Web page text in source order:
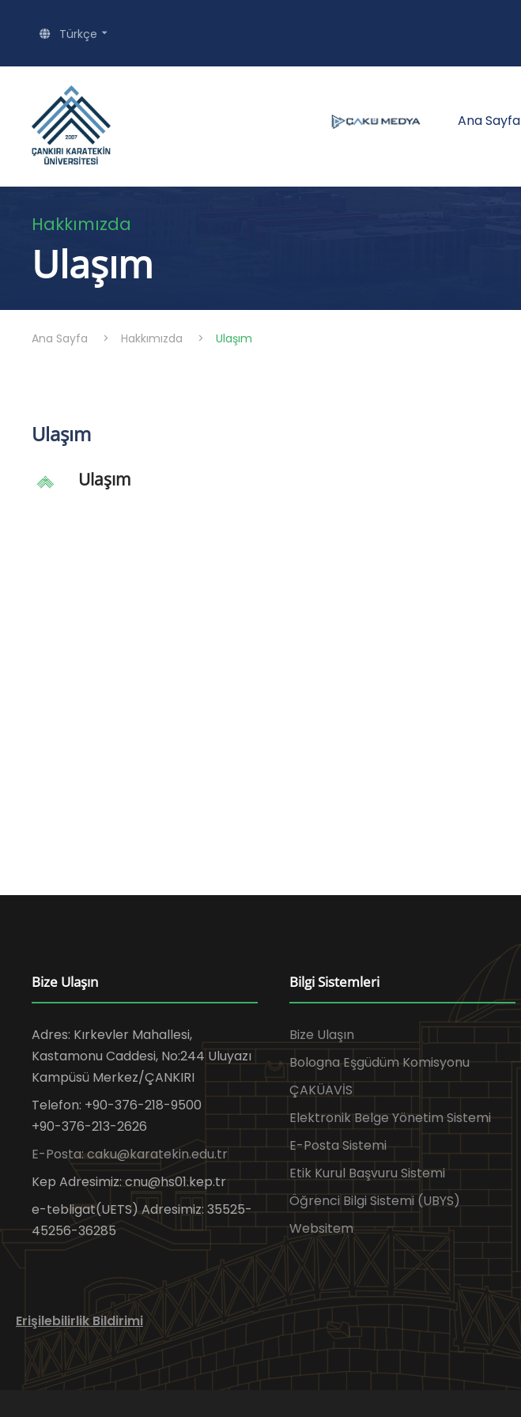
Türkçe
Ana Sayfa
Hakkımızda
Ulaşım
Ana Sayfa > Hakkımızda > Ulaşım
Ulaşım
Ulaşım
Bize Ulaşın
Adres: Kırkevler Mahallesi,
Kastamonu Caddesi, No:244 Uluyazı
Kampüsü Merkez/ÇANKIRI
Telefon: +90-376-218-9500
+90-376-213-2626
E-Posta: caku@karatekin.edu.tr
Kep Adresimiz: cnu@hs01.kep.tr
e-tebligat(UETS) Adresimiz: 35525-
45256-36285
Bilgi Sistemleri
Bize Ulaşın
Bologna Eşgüdüm Komisyonu
ÇAKÜAVİS
Elektronik Belge Yönetim Sistemi
E-Posta Sistemi
Etik Kurul Başvuru Sistemi
Öğrenci Bilgi Sistemi (UBYS)
Websitem
Erişilebilirlik Bildirimi